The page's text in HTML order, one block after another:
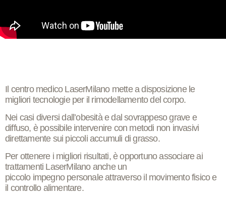
Il centro medico LaserMilanomette a disposizione le
migliori tecnologieper il rimodellamentodel corpo.
Nei casi diversi dall’obesità e dal sovrappeso grave e
diffuso, è possibile intervenire con metodi non invasivi
direttamente sui piccoli accumuli di grasso.
Per ottenere i migliori risultati, è opportuno associare ai
trattamenti LaserMilanoanche un
piccolo impegnopersonale attraverso il movimento fisico e
il controllo alimentare.